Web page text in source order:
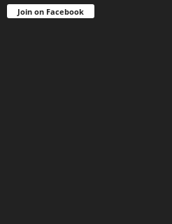
Join on Facebook